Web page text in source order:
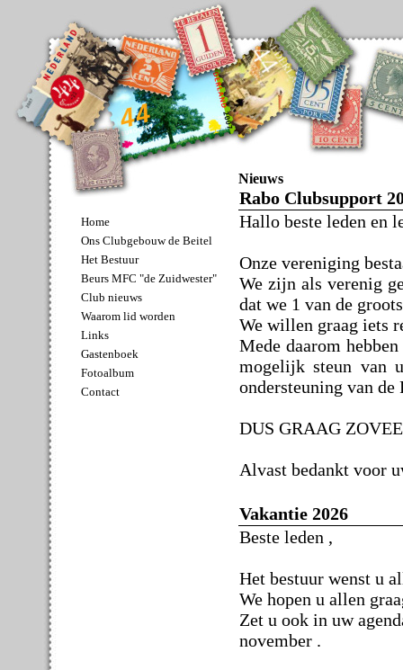
Home
Ons Clubgebouw de Beitel
Het Bestuur
Beurs MFC "de Zuidwester"
Club nieuws
Waarom lid worden
Links
Gastenboek
Fotoalbum
Contact
Nieuws
Rabo Clubsupport
Hallo beste leden en
Onze vereniging
We zijn als verenig
dat we 1 van de
We willen graag iets
Mede daarom
mogelijk steun van
ondersteuning van
DUS GRAAG
Alvast bedankt voor
Vakantie 2026
Beste leden ,
Het bestuur wenst u
We hopen u allen
Zet u ook in uw
november .